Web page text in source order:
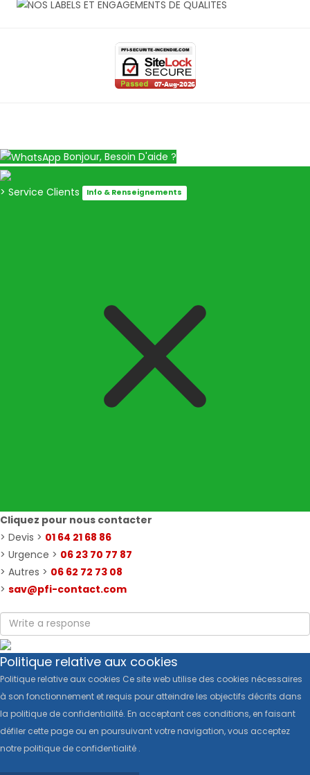
Bonjour, Besoin D'aide ?
> Service Clients Info & Renseignements
Cliquez pour nous contacter
> Devis > 01 64 21 68 86
> Urgence > 06 23 70 77 87
> Autres > 06 62 72 73 08
> sav@pfi-contact.com
Politique relative aux cookies
Politique relative aux cookies Ce site web utilise des cookies nécessaires
à son fonctionnement et requis pour atteindre les objectifs décrits dans
la politique de confidentialité. En acceptant ces conditions, en faisant
défiler cette page ou en poursuivant votre navigation, vous acceptez
notre politique de confidentialité .